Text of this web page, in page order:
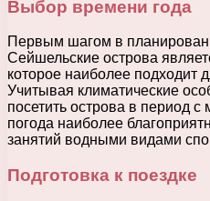
Выбор времени года
Первым шагом в
Сейшельские острова
которое наиболее подходит
Учитывая климатические
посетить острова в период с
погода наиболее
занятий водными видами
Подготовка к поездке